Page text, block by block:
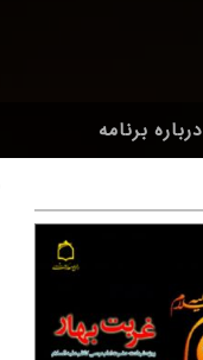
درباره برنامه